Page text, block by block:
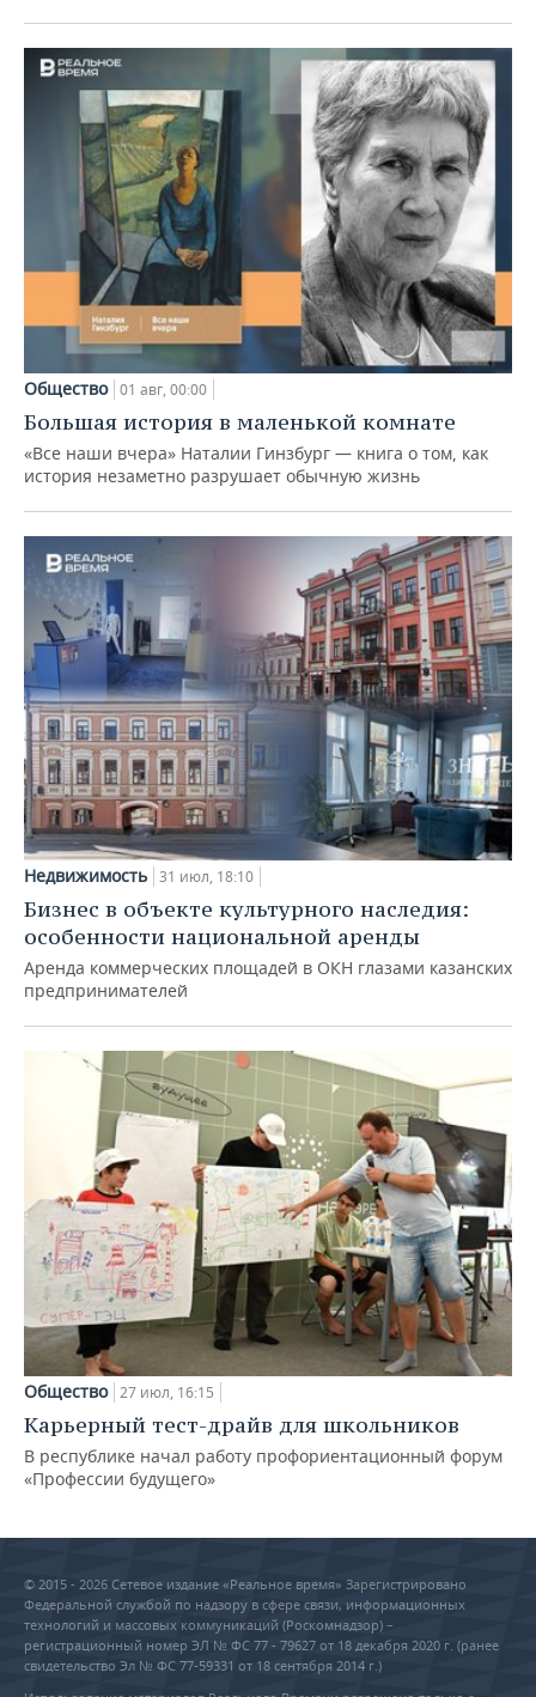
Общество 01 авг, 00:00
Большая история в маленькой комнате
«Все наши вчера» Наталии Гинзбург — книга о том, как
история незаметно разрушает обычную жизнь
Недвижимость 31 июл, 18:10
Бизнес в объекте культурного наследия:
особенности национальной аренды
Аренда коммерческих площадей в ОКН глазами казанских
предпринимателей
Общество 27 июл, 16:15
Карьерный тест-драйв для школьников
В республике начал работу профориентационный форум
«Профессии будущего»
© 2015 - 2026 Сетевое издание «Реальное время» Зарегистрировано
Федеральной службой по надзору в сфере связи, информационных
технологий и массовых коммуникаций (Роскомнадзор) –
регистрационный номер ЭЛ № ФС 77 - 79627 от 18 декабря 2020 г. (ранее
свидетельство Эл № ФС 77-59331 от 18 сентября 2014 г.)